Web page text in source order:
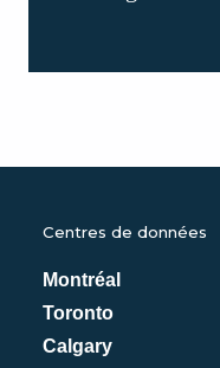
Centres de données
Montréal
Toronto
Calgary